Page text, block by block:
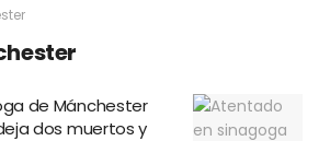
de Mánchester
dos muertos y